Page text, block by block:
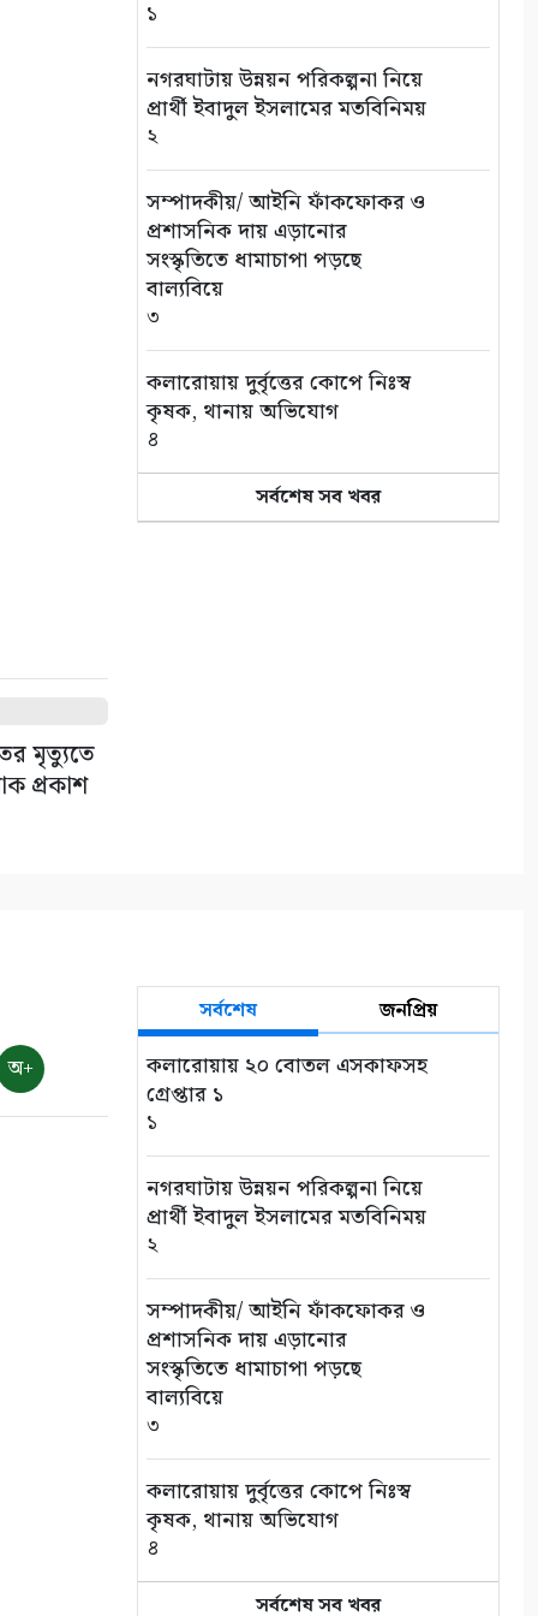
৭ আগস্ট: ন্যাশনাল লাইটহাউস
ডে-সমুদ্রপথের নীরব পথপ্রদর্শক
৯
শ্যামনগরে সিএনআরএসের
জলবায়ু সহনশীলতা বিষয়ক প্রকল্প
সভা
১০
মৃত্যুতে
প্রকাশ
১
নগরঘাটায় উন্নয়ন পরিকল্পনা নিয়ে
প্রার্থী ইবাদুল ইসলামের মতবিনিময়
২
সম্পাদকীয়/ আইনি ফাঁকফোকর ও
প্রশাসনিক দায় এড়ানোর
সংস্কৃতিতে ধামাচাপা পড়ছে
বাল্যবিয়ে
৩
কলারোয়ায় দুর্বৃত্তের কোপে নিঃস্ব
কৃষক, থানায় অভিযোগ
৪
সড়ক পথে চাঁদাবাজি বন্ধে সর্বোচ্চ
কঠোর অবস্থান: বাস ও ট্রাক
৭১২ মেট্রিক টন কাঁচা মরিচ
৭ আগস্ট: ন্যাশনাল লাইটহাউস
ডে-সমুদ্রপথের নীরব পথপ্রদর্শক
৯
শ্যামনগরে সিএনআরএসের
জলবায়ু সহনশীলতা বিষয়ক প্রকল্প
সভা
সর্বশেষ সব খবর
অ+
সর্বশেষ জনপ্রিয়
কলারোয়ায় ২০ বোতল এসকাফসহ
গ্রেপ্তার ১
১
নগরঘাটায় উন্নয়ন পরিকল্পনা নিয়ে
প্রার্থী ইবাদুল ইসলামের মতবিনিময়
২
সম্পাদকীয়/ আইনি ফাঁকফোকর ও
প্রশাসনিক দায় এড়ানোর
সংস্কৃতিতে ধামাচাপা পড়ছে
বাল্যবিয়ে
৩
কলারোয়ায় দুর্বৃত্তের কোপে নিঃস্ব
কৃষক, থানায় অভিযোগ
৪
সর্বশেষ সব খবর